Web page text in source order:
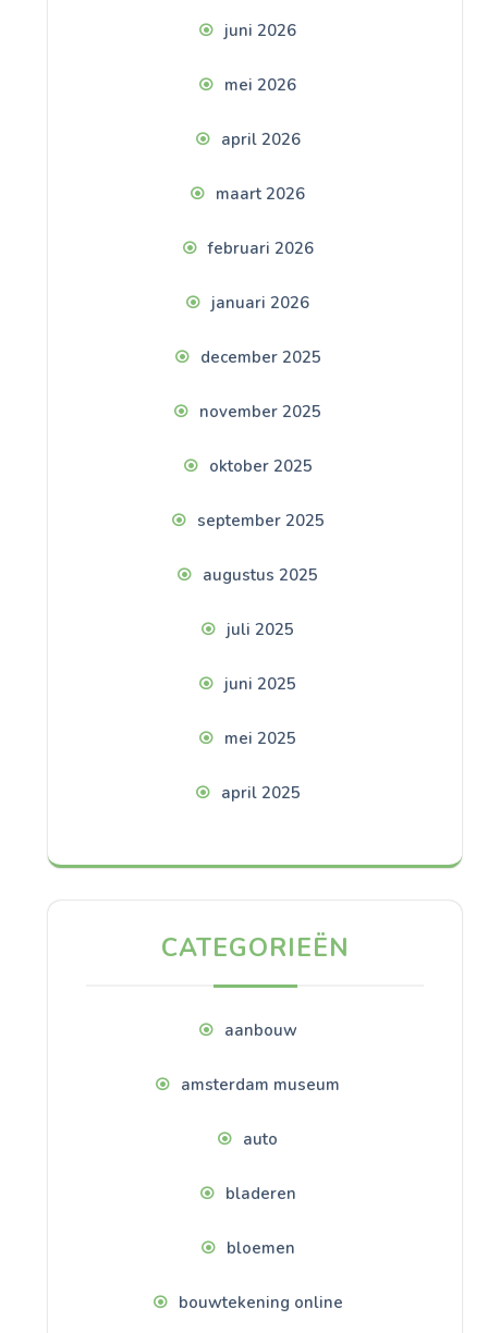
juni 2026
mei 2026
april 2026
maart 2026
februari 2026
januari 2026
december 2025
november 2025
oktober 2025
september 2025
augustus 2025
juli 2025
juni 2025
mei 2025
april 2025
CATEGORIEËN
aanbouw
amsterdam museum
auto
bladeren
bloemen
bouwtekening online